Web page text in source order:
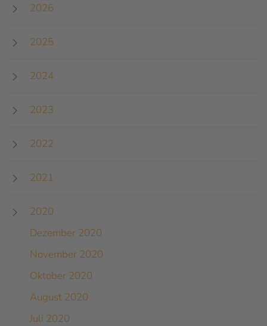
2026
2025
2024
2023
2022
2021
2020
Dezember 2020
November 2020
Oktober 2020
August 2020
Juli 2020